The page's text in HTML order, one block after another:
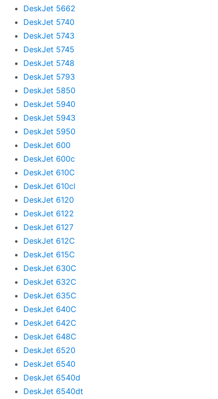
DeskJet 5662
DeskJet 5740
DeskJet 5743
DeskJet 5745
DeskJet 5748
DeskJet 5793
DeskJet 5850
DeskJet 5940
DeskJet 5943
DeskJet 5950
DeskJet 600
DeskJet 600c
DeskJet 610C
DeskJet 610cl
DeskJet 6120
DeskJet 6122
DeskJet 6127
DeskJet 612C
DeskJet 615C
DeskJet 630C
DeskJet 632C
DeskJet 635C
DeskJet 640C
DeskJet 642C
DeskJet 648C
DeskJet 6520
DeskJet 6540
DeskJet 6540d
DeskJet 6540dt